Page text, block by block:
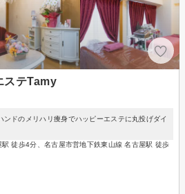
ステTamy
ンドのメリハリ痩身でハッピーエステに丸投げダイ
徒歩4分、名古屋市営地下鉄東山線 名古屋駅 徒歩